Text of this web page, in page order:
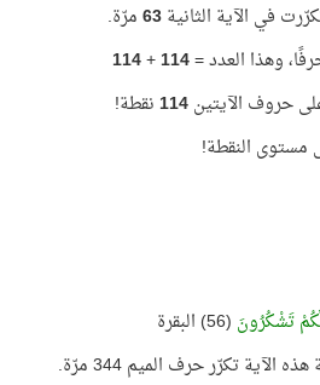
في الآية الثانية63مرّة.
114
+
114
حروف الآيتين114نقطة!
مستوى النقطة!
تَشْكُرُونَ (56) البقرة
تكرّر حرف الميم 344 مرّة.